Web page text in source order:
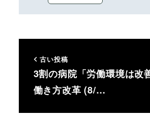
古い投稿
3割の病院「労働環境は
働き方改革 (8/…